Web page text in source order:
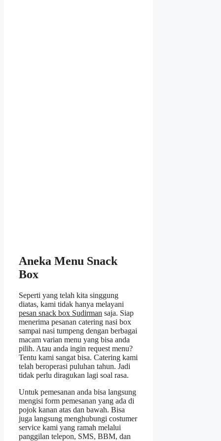
Aneka Menu Snack
Box
Seperti yang telah kita singgung
diatas, kami tidak hanya melayani
pesan snack box Sudirman saja. Siap
menerima pesanan catering nasi box
sampai nasi tumpeng dengan berbagai
macam varian menu yang bisa anda
pilih. Atau anda ingin request menu?
Tentu kami sangat bisa. Catering kami
telah beroperasi puluhan tahun. Jadi
tidak perlu diragukan lagi soal rasa.
Untuk pemesanan anda bisa langsung
mengisi form pemesanan yang ada di
pojok kanan atas dan bawah. Bisa
juga langsung menghubungi costumer
service kami yang ramah melalui
panggilan telepon, SMS, BBM, dan